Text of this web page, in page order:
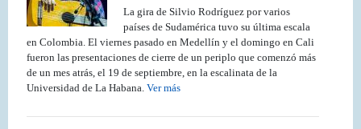
La gira de Silvio Rodríguez por varios
países de Sudamérica tuvo su última escala
en Colombia. El viernes pasado en Medellín y el domingo en Cali
fueron las presentaciones de cierre de un periplo que comenzó más
de un mes atrás, el 19 de septiembre, en la escalinata de la
Universidad de La Habana. Ver más